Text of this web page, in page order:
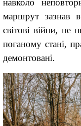
маршрут зазнав
світові війни, не
поганому стані,
демонтовані.